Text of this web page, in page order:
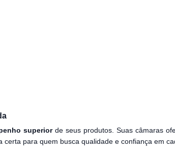
superiorde seus produtos. Suas câmaras
para quem busca qualidade e confiança em